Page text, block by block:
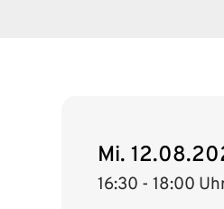
Mi.
16:30 - 18:00